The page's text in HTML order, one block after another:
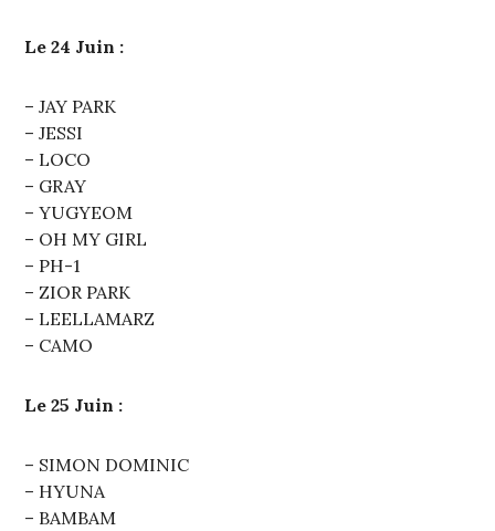
Le 24 Juin :
– JAY PARK
– JESSI
– LOCO
– GRAY
– YUGYEOM
– OH MY GIRL
– PH-1
– ZIOR PARK
– LEELLAMARZ
– CAMO
Le 25 Juin :
– SIMON DOMINIC
– HYUNA
– BAMBAM